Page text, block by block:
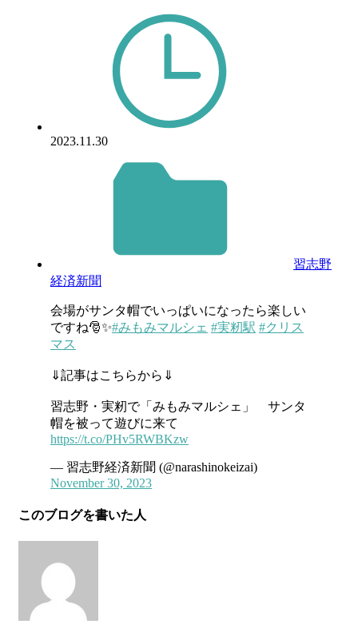
2023.11.30
習志野
経済新聞
会場がサンタ帽でいっぱいになったら楽しい
ですね🎅✨#みもみマルシェ #実籾駅 #クリス
マス
⇓記事はこちらから⇓
習志野・実籾で「みもみマルシェ」 サンタ
帽を被って遊びに来て
https://t.co/PHv5RWBKzw
— 習志野経済新聞 (@narashinokeizai)
November 30, 2023
このブログを書いた人